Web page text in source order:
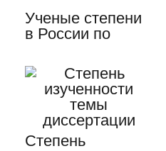
Ученые степени
в России по
разбираемся…
Степень